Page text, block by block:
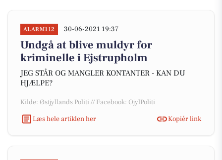
ALARM112 30-06-2021 19:37
Undgå at blive muldyr for
kriminelle i Ejstrupholm
JEG STÅR OG MANGLER KONTANTER - KAN DU
HJÆLPE?
Kilde: Østjyllands Politi // Facebook: OjylPoliti
Læs hele artiklen her
Kopiér link